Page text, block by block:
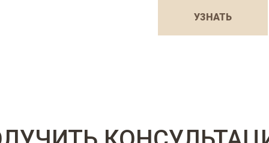
УЗНАТЬ